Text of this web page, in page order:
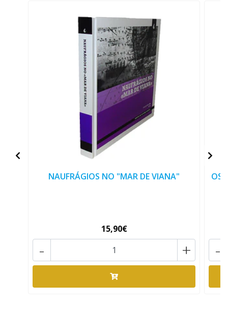
NAUFRÁGIOS NO "MAR DE VIANA"
15,90€
+
-
OS
-